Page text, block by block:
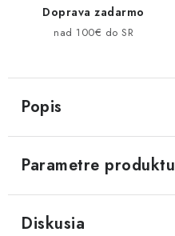
Doprava zadarmo
nad 100€ do SR
Popis
Parametre produktu
Diskusia